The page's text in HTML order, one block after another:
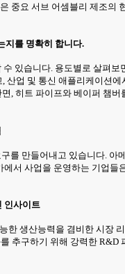
중요 서브 어셈블리 제조의
지를 명확히 합니다.
있습니다. 용도별로 살펴
업 및 통신 애플리케이션
, 히트 파이프와 베이퍼 챔
를 만들어내고 있습니다. 아
서 사업을 운영하는 기업들
인사이트
생산능력을 겸비한 시장
추구하기 위해 강력한 R&D